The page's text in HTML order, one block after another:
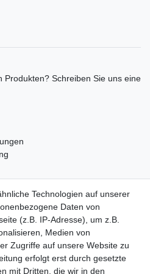
Produkten? Schreiben Sie uns eine
Technologien auf unserer
Daten von
(z.B. IP-Adresse), um z.B.
Medien von
Zugriffe auf unsere Website zu
erfolgt erst durch gesetzte
mit Dritten, die wir in den